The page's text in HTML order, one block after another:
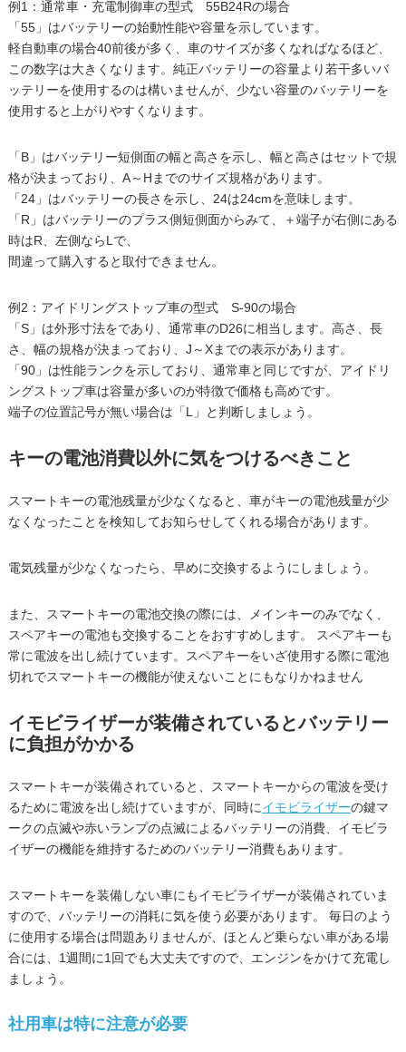
例1：通常車・充電制御車の型式 55B24Rの場合
「55」はバッテリーの始動性能や容量を示しています。
軽自動車の場合40前後が多く、車のサイズが多くなればなるほど、
この数字は大きくなります。純正バッテリーの容量より若干多いバ
ッテリーを使用するのは構いませんが、少ない容量のバッテリーを
使用すると上がりやすくなります。
「B」はバッテリー短側面の幅と高さを示し、幅と高さはセットで規
格が決まっており、A～Hまでのサイズ規格があります。
「24」はバッテリーの長さを示し、24は24cmを意味します。
「R」はバッテリーのプラス側短側面からみて、＋端子が右側にある
時はR、左側ならLで、
間違って購入すると取付できません。
例2：アイドリングストップ車の型式 S-90の場合
「S」は外形寸法をであり、通常車のD26に相当します。高さ、長
さ、幅の規格が決まっており、J～Xまでの表示があります。
「90」は性能ランクを示しており、通常車と同じですが、アイドリ
ングストップ車は容量が多いのが特徴で価格も高めです。
端子の位置記号が無い場合は「L」と判断しましょう。
キーの電池消費以外に気をつけるべきこと
スマートキーの電池残量が少なくなると、車がキーの電池残量が少
なくなったことを検知してお知らせしてくれる場合があります。
電気残量が少なくなったら、早めに交換するようにしましょう。
また、スマートキーの電池交換の際には、メインキーのみでなく、
スペアキーの電池も交換することをおすすめします。 スペアキーも
常に電波を出し続けています。スペアキーをいざ使用する際に電池
切れでスマートキーの機能が使えないことにもなりかねません
イモビライザーが装備されているとバッテリー
に負担がかかる
スマートキーが装備されていると、スマートキーからの電波を受け
るために電波を出し続けていますが、同時にイモビライザーの鍵マ
ークの点滅や赤いランプの点滅によるバッテリーの消費、イモビラ
イザーの機能を維持するためのバッテリー消費もあります。
スマートキーを装備しない車にもイモビライザーが装備されていま
すので、バッテリーの消耗に気を使う必要があります。 毎日のよう
に使用する場合は問題ありませんが、ほとんど乗らない車がある場
合には、1週間に1回でも大丈夫ですので、エンジンをかけて充電し
ましょう。
社用車は特に注意が必要